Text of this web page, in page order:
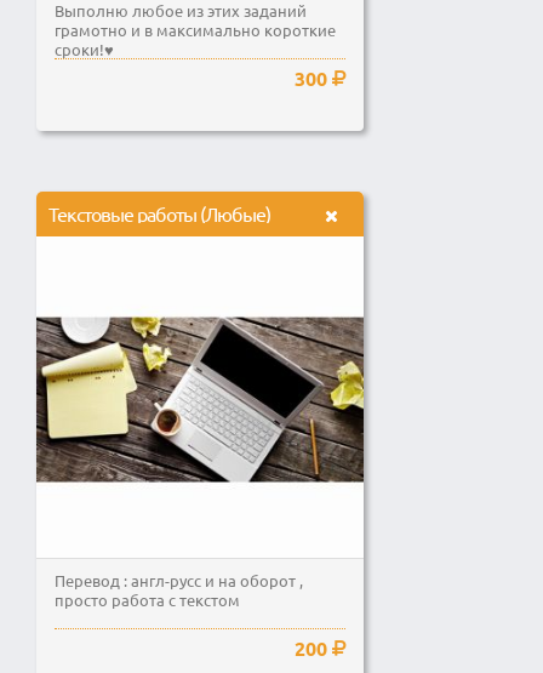
Выполню любое из этих заданий
грамотно и в максимально короткие
сроки!♥
300
Текстовые работы (Любые)
Перевод : англ-русс и на оборот ,
просто работа с текстом
200